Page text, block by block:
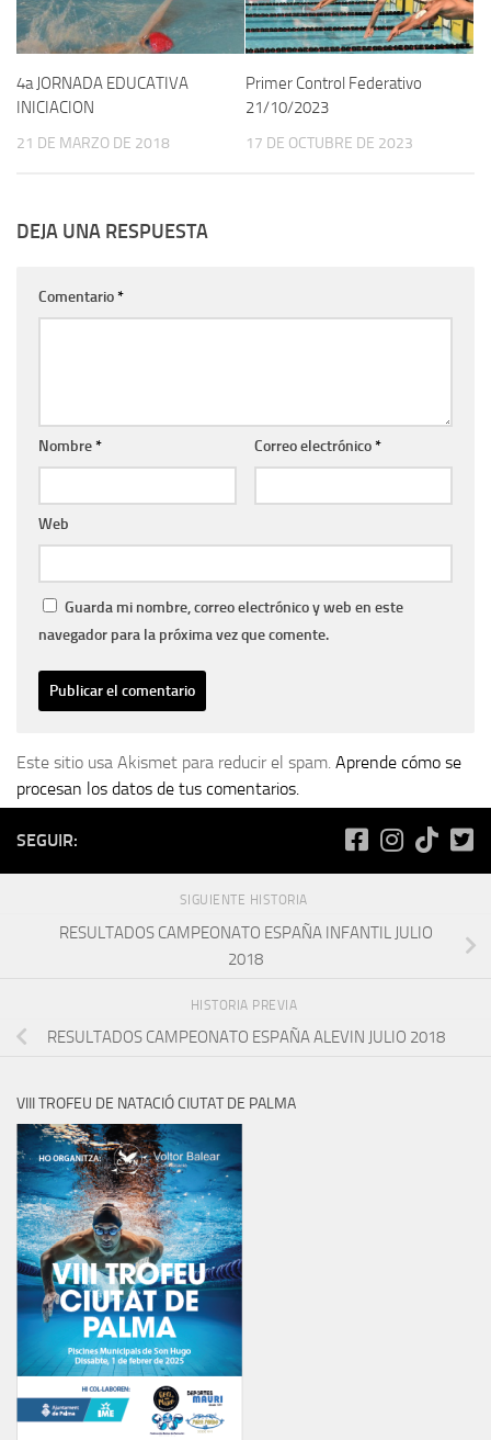
4a JORNADA EDUCATIVA
INICIACION
21 DE MARZO DE 2018
Primer Control Federativo
21/10/2023
17 DE OCTUBRE DE 2023
DEJA UNA RESPUESTA
Comentario*
Nombre* Correo electrónico*
Web
Guarda mi nombre, correo electrónico y web en este
navegador para la próxima vez que comente.
Este sitio usa Akismet para reducir el spam. Aprende cómo se
procesan los datos de tus comentarios.
SEGUIR:
SIGUIENTE HISTORIA
RESULTADOS CAMPEONATO ESPAÑA INFANTIL JULIO
2018
HISTORIA PREVIA
RESULTADOS CAMPEONATO ESPAÑA ALEVIN JULIO 2018
VIII TROFEU DE NATACIÓ CIUTAT DE PALMA